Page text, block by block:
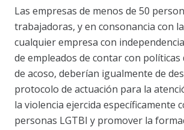
Las empresas de menos de 50
trabajadoras, y en consonancia con
cualquier empresa con
de empleados de contar con políticas
de acoso, deberían igualmente de
protocolo de actuación para la
la violencia ejercida específicamente
personas LGTBI y promover la